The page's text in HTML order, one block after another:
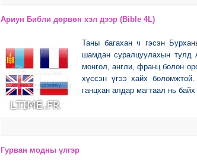
Ариун Библи дөрвөн хэл дээр (Bible 4L)
Таны багахан ч гэсэн
шамдан суралцуулахын тулд
монгол, англи, франц болон
хүссэн үгээ хайх
ганцхан алдар магтаал нь байх
Гурван модны үлгэр